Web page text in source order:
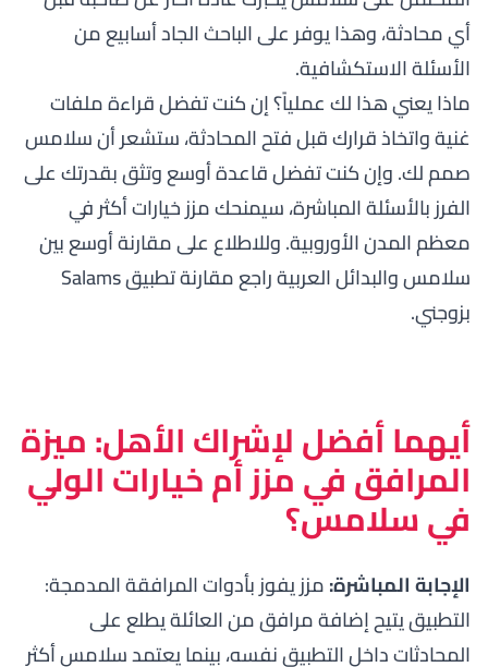
أي محادثة، وهذا يوفر على الباحث الجاد أسابيع من
الأسئلة الاستكشافية.
ماذا يعني هذا لك عملياً؟ إن كنت تفضل قراءة ملفات
غنية واتخاذ قرارك قبل فتح المحادثة، ستشعر أن سلامس
صمم لك. وإن كنت تفضل قاعدة أوسع وتثق بقدرتك على
الفرز بالأسئلة المباشرة، سيمنحك مزز خيارات أكثر في
معظم المدن الأوروبية. وللاطلاع على مقارنة أوسع بين
سلامس والبدائل العربية راجع
مقارنة تطبيق Salams
بزوجني.
أيهما أفضل لإشراك الأهل: ميزة
المرافق في مزز أم خيارات الولي
في سلامس؟
الإجابة المباشرة:مزز يفوز بأدوات المرافقة المدمجة:
التطبيق يتيح إضافة مرافق من العائلة يطلع على
المحادثات داخل التطبيق نفسه، بينما يعتمد سلامس أكثر